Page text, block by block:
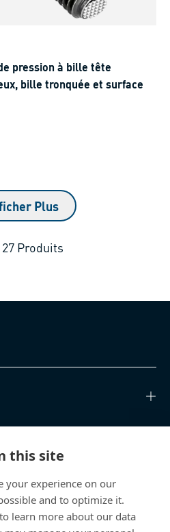
this site
your experience on our
and to optimize it.
learn more about our data
pression à bille tête
bille tronquée et surface
Plus
27 Produits